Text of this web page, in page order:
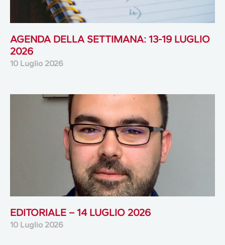
AGENDA DELLA SETTIMANA: 13-19 LUGLIO
2026
10 Luglio 2026
EDITORIALE – 14 LUGLIO 2026
10 Luglio 2026